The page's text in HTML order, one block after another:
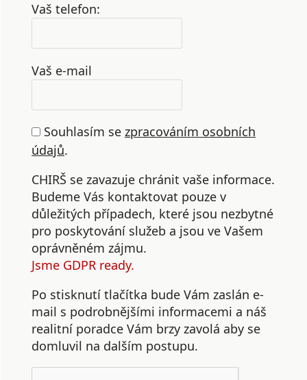
Vaš telefon:
Vaš e-mail
Souhlasím se zpracováním osobních
údajů.
CHIRŠ se zavazuje chránit vaše informace.
Budeme Vás kontaktovat pouze v
důležitých případech, které jsou nezbytné
pro poskytování služeb a jsou ve Vašem
oprávněném zájmu.
Jsme GDPR ready.
Po stisknutí tlačítka bude Vám zaslán e-
mail s podrobnějšími informacemi a náš
realitní poradce Vám brzy zavolá aby se
domluvil na dalším postupu.